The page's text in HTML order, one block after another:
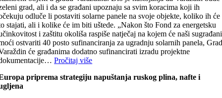
grad, ali i da se građani upoznaju sa svim koracima koji ih
odluče li postaviti solarne panele na svoje objekte, koliko ih će
stajati, ali i kolike će im biti uštede. „Nakon što Fond za energetsku
i zaštitu okoliša raspiše natječaj na kojem će naši sugrađani
ostvariti 40 posto sufinanciranja za ugradnju solarnih panela,
će građanima dodatno sufinancirati izradu projektne
Pročitaj više
priprema strategiju napuštanja ruskog plina, nafte i